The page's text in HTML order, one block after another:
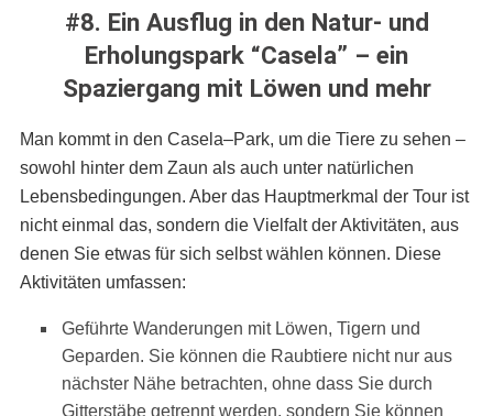
#8. Ein Ausflug in den Natur- und
Erholungspark “Casela” – ein
Spaziergang mit Löwen und mehr
Man kommt in den Casela–Park, um die Tiere zu sehen –
sowohl hinter dem Zaun als auch unter natürlichen
Lebensbedingungen. Aber das Hauptmerkmal der Tour ist
nicht einmal das, sondern die Vielfalt der Aktivitäten, aus
denen Sie etwas für sich selbst wählen können. Diese
Aktivitäten umfassen:
Geführte Wanderungen mit Löwen, Tigern und
Geparden. Sie können die Raubtiere nicht nur aus
nächster Nähe betrachten, ohne dass Sie durch
Gitterstäbe getrennt werden, sondern Sie können